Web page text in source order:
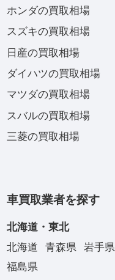
ホンダの買取相場
スズキの買取相場
日産の買取相場
ダイハツの買取相場
マツダの買取相場
スバルの買取相場
三菱の買取相場
車買取業者を探す
北海道・東北
北海道
青森県 岩手県
福島県